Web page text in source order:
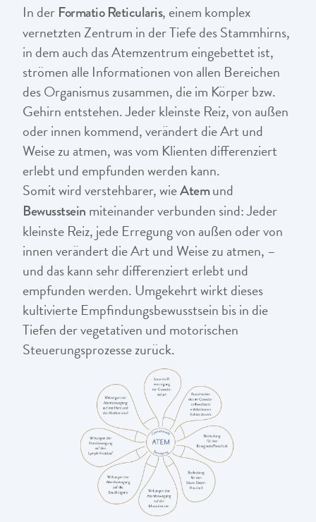
In der Formatio Reticularis, einem komplex
vernetzten Zentrum in der Tiefe des Stammhirns,
in dem auch das Atemzentrum eingebettet ist,
strömen alle Informationen von allen Bereichen
des Organismus zusammen, die im Körper bzw.
Gehirn entstehen. Jeder kleinste Reiz, von außen
oder innen kommend, verändert die Art und
Weise zu atmen, was vom Klienten differenziert
erlebt und empfunden werden kann.
Somit wird verstehbarer, wieAtemund
Bewusstsein miteinander verbunden sind: Jeder
kleinste Reiz, jede Erregung von außen oder von
innen verändert die Art und Weise zu atmen, –
und das kann sehr differenziert erlebt und
empfunden werden. Umgekehrt wirkt dieses
kultivierte Empfindungsbewusstsein bis in die
Tiefen der vegetativen und motorischen
Steuerungsprozesse zurück.